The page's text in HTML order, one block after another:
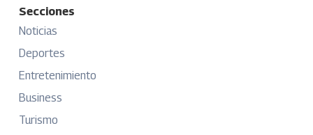
Secciones
Noticias
Deportes
Entretenimiento
Business
Turismo